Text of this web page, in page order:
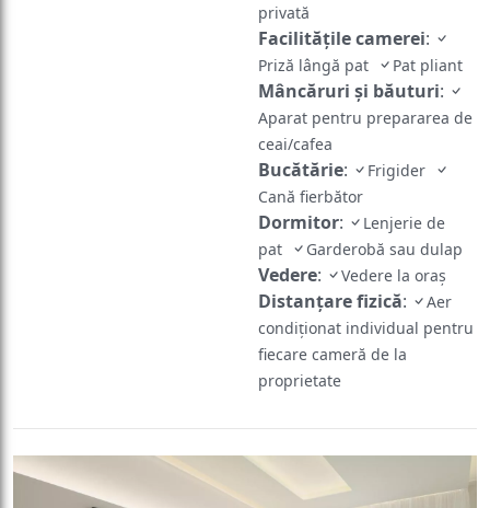
privată
Facilităţile camerei:
Priză lângă pat Pat pliant
Mâncăruri și băuturi:
Aparat pentru prepararea de
ceai/cafea
Bucătărie:
Frigider
Cană fierbător
Dormitor:
Lenjerie de
pat
Garderobă sau dulap
Vedere: Vedere la oraș
Distanțare fizică:
Aer
condiționat individual pentru
fiecare cameră de la
proprietate